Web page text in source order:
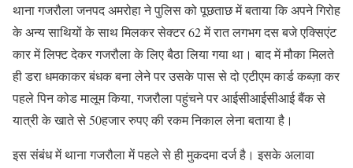
थाना गजरौला जनपद अमरोहा ने पुलिस को पूछताछ में बताया कि अपने गिरोह
के अन्य साथियों के साथ मिलकर सेक्टर 62 में रात लगभग दस बजे एक्सिएंट
कार में लिफ्ट देकर गजरौला के लिए बैठा लिया गया था। बाद में मौका मिलते
ही डरा धमकाकर बंधक बना लेने पर उसके पास से दो एटीएम कार्ड कब्ज़ा कर
पहले पिन कोड मालूम किया, गजरौला पहुंचने पर आईसीआईसीआई बैंक से
यात्री के खाते से 50हजार रुपए की रकम निकाल लेना बताया है।
इस संबंध में थाना गजरौला में पहले से ही मुकदमा दर्ज है। इसके अलावा